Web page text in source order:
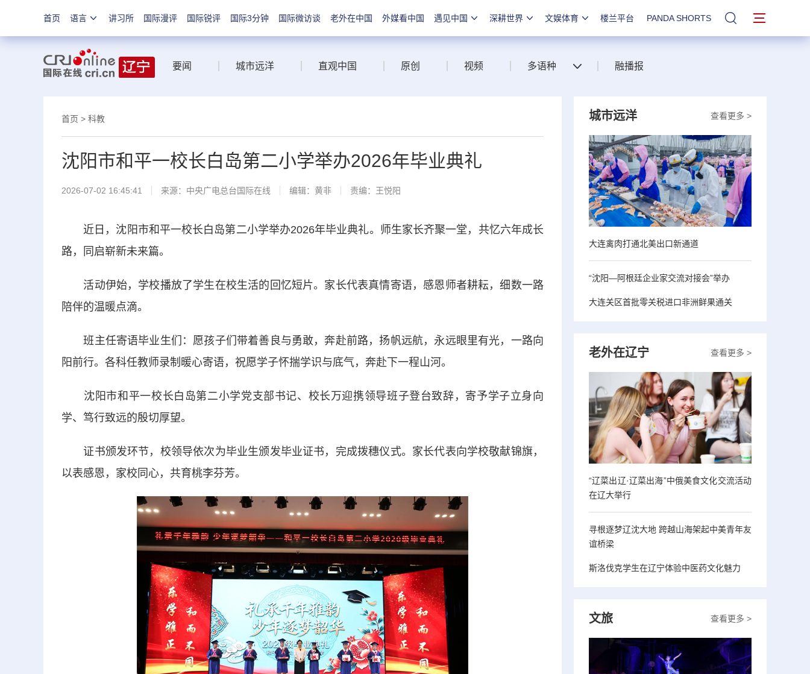
首页 语言 讲习所 国际漫评 国际锐评 国际3分钟 国际微访谈 老外在中国 外媒看中国 遇见中国 深耕世界 文娱体育 楼兰平台 PANDA SHORTS 站内搜索
要闻 城市远洋 直观中国 原创 视频 多语种 融播报
首页 > 科教
沈阳市和平一校长白岛第二小学举办2026年毕业典礼
2026-07-02 16:45:41 来源：中央广电总台国际在线 编辑：黄非 责编：王悦阳
近日，沈阳市和平一校长白岛第二小学举办2026年毕业典礼。师生家长齐聚一堂，共忆六年成长
路，同启崭新未来篇。
活动伊始，学校播放了学生在校生活的回忆短片。家长代表真情寄语，感恩师者耕耘，细数一路
陪伴的温暖点滴。
班主任寄语毕业生们：愿孩子们带着善良与勇敢，奔赴前路，扬帆远航，永远眼里有光，一路向
阳前行。各科任教师录制暖心寄语，祝愿学子怀揣学识与底气，奔赴下一程山河。
沈阳市和平一校长白岛第二小学党支部书记、校长万迎携领导班子登台致辞，寄予学子立身向
学、笃行致远的殷切厚望。
证书颁发环节，校领导依次为毕业生颁发毕业证书，完成拨穗仪式。家长代表向学校敬献锦旗，
以表感恩，家校同心，共育桃李芬芳。
查看更多 >
城市远洋
大连禽肉打通北美出口新通道
“沈阳—阿根廷企业家交流对接会”举办
大连关区首批零关税进口非洲鲜果通关
查看更多 >
老外在辽宁
“辽菜出辽·辽菜出海”中俄美食文化交流活动
在辽大举行
寻根逐梦辽沈大地 跨越山海架起中美青年友
谊桥梁
斯洛伐克学生在辽宁体验中医药文化魅力
查看更多 >
文旅